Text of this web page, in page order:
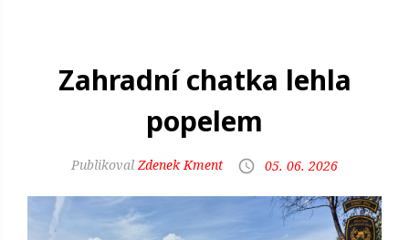
Zahradní chatka lehla
popelem
Zdenek Kment 05. 06. 2026